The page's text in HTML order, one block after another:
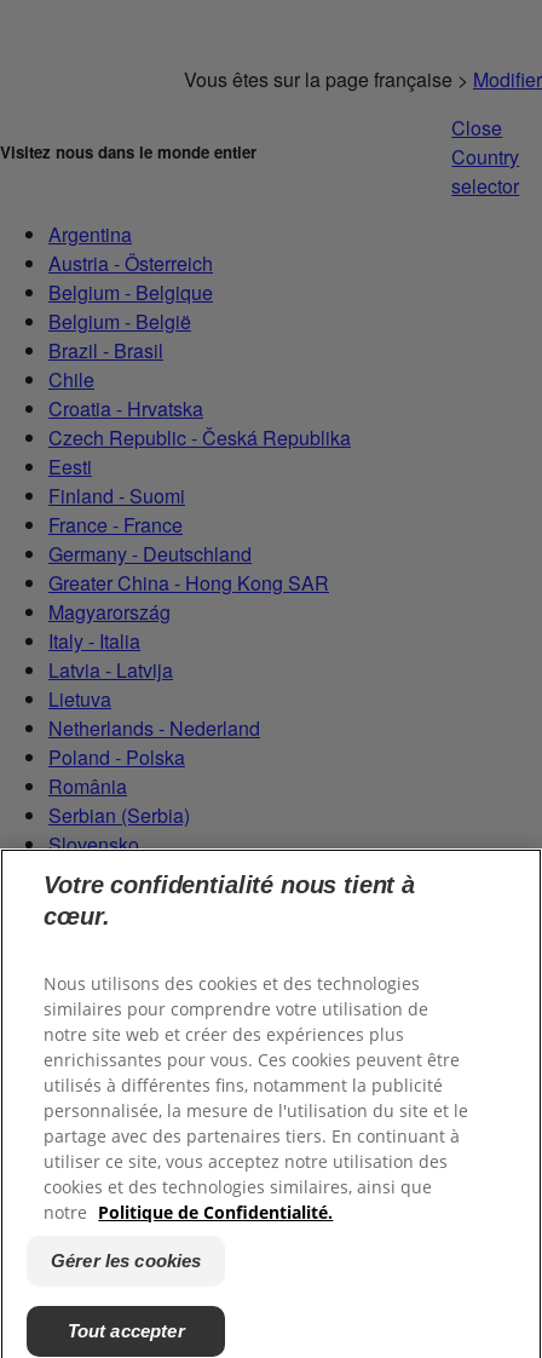
Vous êtes sur la page française > Modifier
Visitez nous dans le monde entier
Close
Country
selector
Argentina
Austria - Österreich
Belgium - Belgique
Belgium - België
Brazil - Brasil
Chile
Croatia - Hrvatska
Czech Republic - Česká Republika
Eesti
Finland - Suomi
France - France
Germany - Deutschland
Greater China - Hong Kong SAR
Magyarország
Italy - Italia
Latvia - Latvija
Lietuva
Netherlands - Nederland
Poland - Polska
România
Serbian (Serbia)
Slovensko
Slovenija
Switzerland (Schweiz)
Switzerland (Suisse)
© 2026 Colgate-Palmolive Company.
Mentions légales Conditions d'utilisation Données
personnelles Politique de cookies
Notre politique de confidentialité spécifique aux
Fiche produit relative aux qualités ou caractéristiques
environnementalesGérer les cookies
Votre confidentialité nous tient à
cœur.
Nous utilisons des cookies et des technologies
similaires pour comprendre votre utilisation de
notre site web et créer des expériences plus
enrichissantes pour vous. Ces cookies peuvent être
utilisés à différentes fins, notamment la publicité
personnalisée, la mesure de l'utilisation du site et le
partage avec des partenaires tiers. En continuant à
utiliser ce site, vous acceptez notre utilisation des
cookies et des technologies similaires, ainsi que
notre Politique de Confidentialité.
Gérer les cookies
Tout accepter